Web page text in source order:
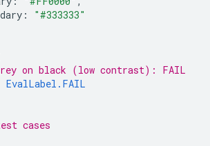
:
"#333333"
on black (low contrast): FAIL
EvalLabel.FAIL
cases